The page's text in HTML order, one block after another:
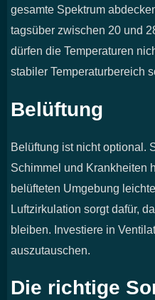
gesamte Spektrum
tagsüber zwischen 20 und
dürfen die Temperaturen
stabiler Temperaturbereich
Belüftung
Belüftung ist nicht optional.
Schimmel und Krankheiten
belüfteten Umgebung
Luftzirkulation sorgt dafür,
bleiben. Investiere in
auszutauschen.
Die richtige